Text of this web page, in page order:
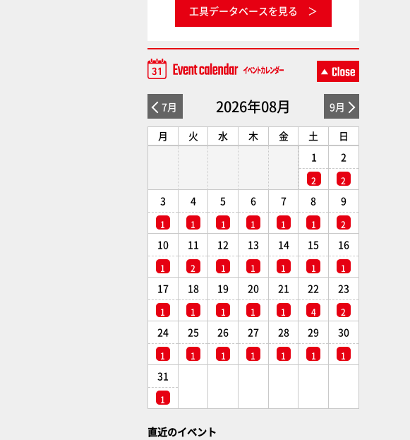
工具データベースを見る
7月 2026年08月 9月
月 火 水 木 金 土
日
1
2
2
2
3
1
4
1
5
1
6
1
7
1
8
1
9
2
10
1
11
2
12
1
13
1
14
1
15
1
16
1
17
1
18
1
19
1
20
1
21
1
22
4
23
2
24
1
25
1
26
1
27
1
28
1
29
1
30
1
31
1
直近のイベント